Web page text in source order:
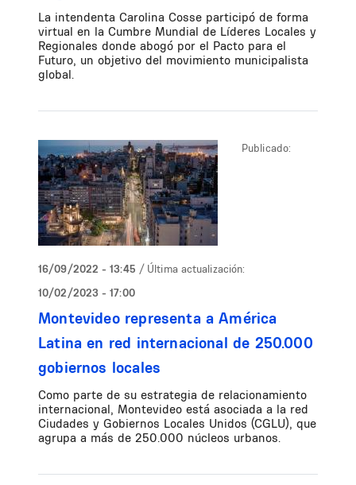
La intendenta Carolina Cosse participó de forma
virtual en la Cumbre Mundial de Líderes Locales y
Regionales donde abogó por el Pacto para el
Futuro, un objetivo del movimiento municipalista
global.
Publicado:
16/09/2022 - 13:45 / Última actualización:
10/02/2023 - 17:00
Montevideo representa a América
Latina en red internacional de 250.000
gobiernos locales
Como parte de su estrategia de relacionamiento
internacional, Montevideo está asociada a la red
Ciudades y Gobiernos Locales Unidos (CGLU), que
agrupa a más de 250.000 núcleos urbanos.